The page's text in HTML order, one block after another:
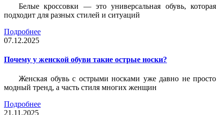
Белые кроссовки — это универсальная обувь, которая
подходит для разных стилей и ситуаций
Подробнее
07.12.2025
Почему у женской обуви такие острые носки?
Женская обувь с острыми носками уже давно не просто
модный тренд, а часть стиля многих женщин
Подробнее
21.11.2025